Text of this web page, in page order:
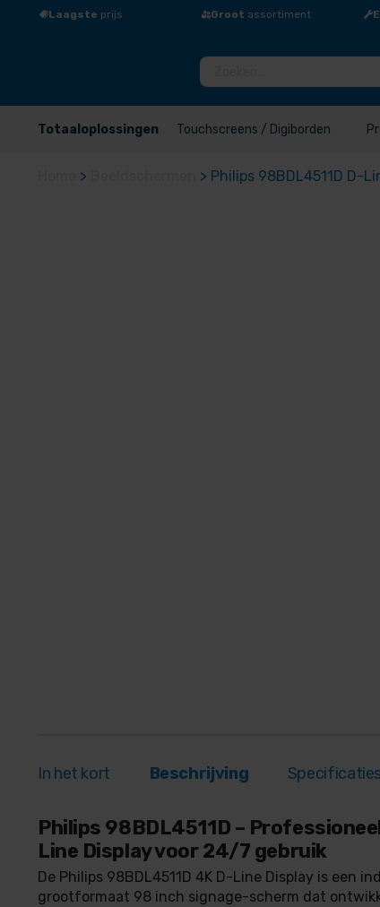
Laagste prijs Groot assortiment
Totaaloplossingen Touchscreens / Digiborden
> > Philips 98BDL4511D D-
In het kort Beschrijving
Philips 98BDL4511D –
Line Display voor 24/7 gebruik
De Philips 98BDL4511D 4K D-Line Display is een
grootformaat 98 inch signage-scherm dat